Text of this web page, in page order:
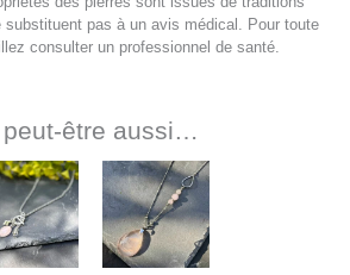
substituent pas à un avis médical. Pour toute
consulter un professionnel de santé.
être aussi…